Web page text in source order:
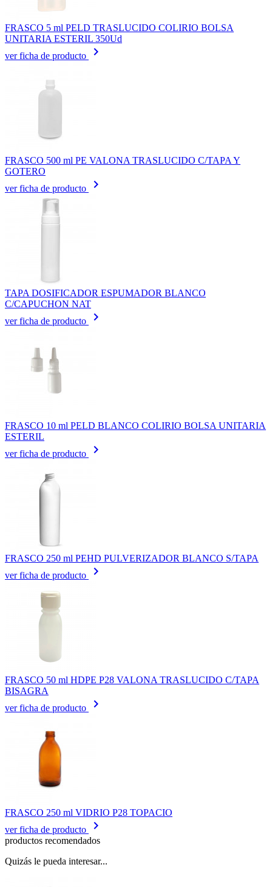
FRASCO 5 ml PELD TRASLUCIDO COLIRIO BOLSA
UNITARIA ESTERIL 350Ud
ver ficha de producto
keyboard_arrow_right
FRASCO 500 ml PE VALONA TRASLUCIDO C/TAPA Y
GOTERO
ver ficha de producto
keyboard_arrow_right
TAPA DOSIFICADOR ESPUMADOR BLANCO
C/CAPUCHON NAT
ver ficha de producto
keyboard_arrow_right
FRASCO 10 ml PELD BLANCO COLIRIO BOLSA UNITARIA
ESTERIL
ver ficha de producto
keyboard_arrow_right
FRASCO 250 ml PEHD PULVERIZADOR BLANCO S/TAPA
ver ficha de producto
keyboard_arrow_right
FRASCO 50 ml HDPE P28 VALONA TRASLUCIDO C/TAPA
BISAGRA
ver ficha de producto
keyboard_arrow_right
FRASCO 250 ml VIDRIO P28 TOPACIO
ver ficha de producto
keyboard_arrow_right
productos recomendados
Quizás le pueda interesar...